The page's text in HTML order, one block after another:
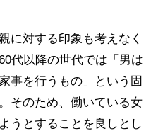
に対する印象も考えなく
代以降の世代では「男は
事を行うもの」という固
そのため、働いている女
うとすることを良しとし